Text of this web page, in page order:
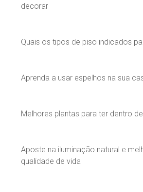
decorar
Quais os tipos de piso indicados
Aprenda a usar espelhos na sua
Melhores plantas para ter dentro
Aposte na iluminação natural e
qualidade de vida